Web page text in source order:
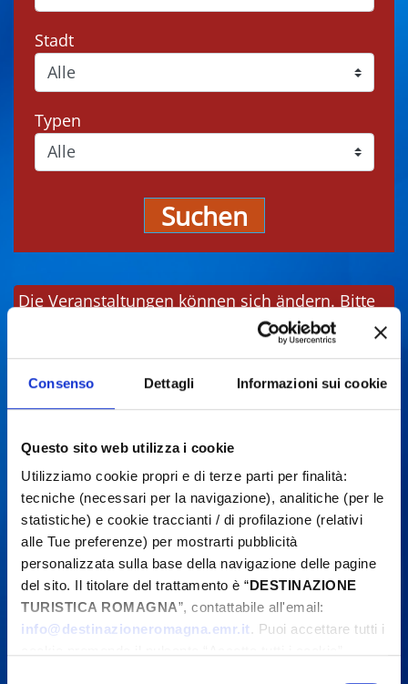
Consenso Dettagli Informazioni sui cookie
Questo sito web utilizza i cookie
Utilizziamo cookie propri e di terze parti per finalità:
tecniche (necessari per la navigazione), analitiche (per le
statistiche) e cookie traccianti / di profilazione (relativi
alle Tue preferenze) per mostrarti pubblicità
personalizzata sulla base della navigazione delle pagine
del sito. Il titolare del trattamento è “DESTINAZIONE
TURISTICA ROMAGNA”, contattabile all'email:
info@destinazioneromagna.emr.it. Puoi accettare tutti i
Stadt
Typen
Suchen
Die Veranstaltungen können sich ändern. Bitte
kontaktieren Sie die Organisatoren, bevor Sie